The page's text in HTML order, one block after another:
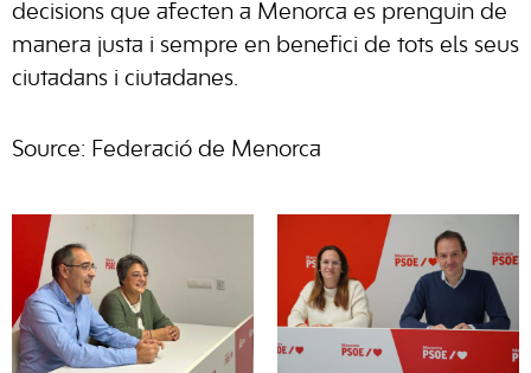
decisions que afecten a Menorca es prenguin de
manera justa i sempre en benefici de tots els seus
ciutadans i ciutadanes.
Source: Federació de Menorca